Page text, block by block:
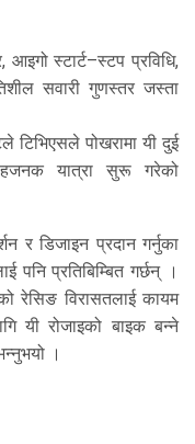
स्टार्ट–स्टप प्रविधि,
सवारी गुणस्तर जस्ता
टिभिएसले पोखरामा यी दुई
यात्रा सुरू गरेको
र डिजाइन प्रदान गर्नुका
पनि प्रतिबिम्बित गर्छन् ।
रेसिङ विरासतलाई कायम
यी रोजाइको बाइक बन्ने
।